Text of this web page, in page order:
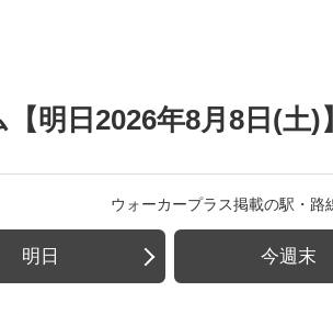
明日2026年8月8日(土)】
ウォーカープラス掲載の駅・路
明日 今週末